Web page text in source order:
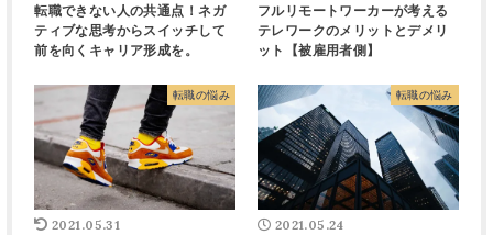
転職できない人の共通点！ネガ
ティブな思考からスイッチして
前を向くキャリア形成を。
フルリモートワーカーが考える
テレワークのメリットとデメリ
ット【被雇用者側】
転職の悩み
2021.05.31
転職の悩み
2021.05.24